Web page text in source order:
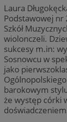
Laura
Podstawowej nr
Szkół
wiolonczeli.
sukcesy m.in:
Sosnowcu w
jako
barokowym
że występ córki